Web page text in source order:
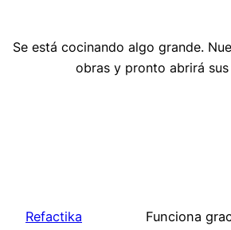
Se está cocinando algo grande.
obras y pronto abrirá
Refactika Funciona